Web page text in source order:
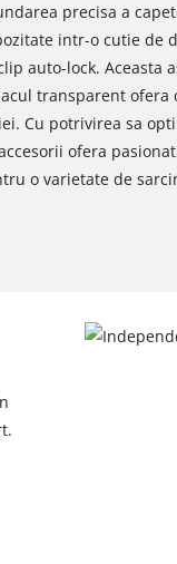
de acordul dvs.
precisa a
intr-o cutie de
auto-lock. Aceasta
transparent ofera
Cu potrivirea sa
ofera
o varietate de